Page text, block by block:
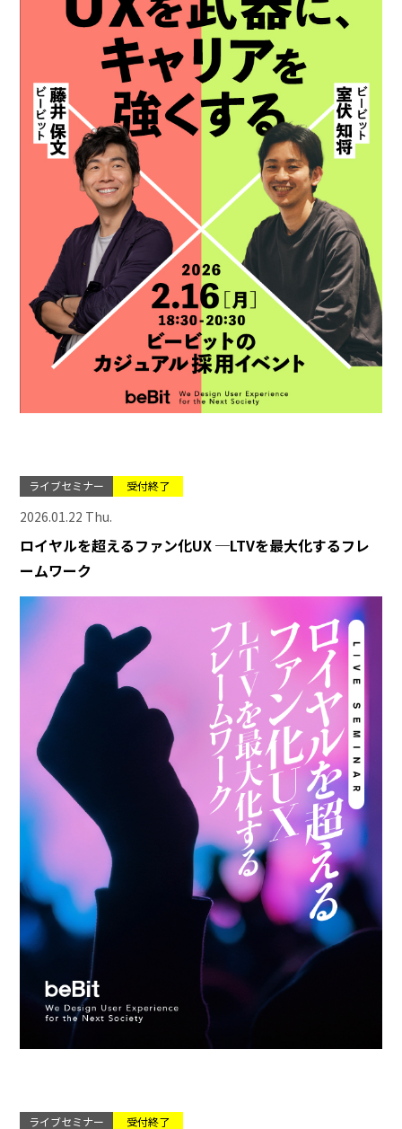
ライブセミナー 受付終了
2026.01.22 Thu.
ロイヤルを超えるファン化UX ─LTVを最大化するフレ
ームワーク
ライブセミナー 受付終了